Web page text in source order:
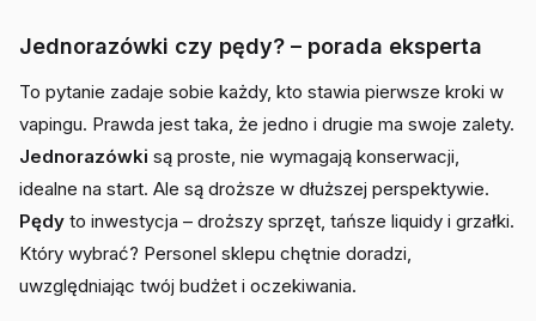
Jednorazówki czy pędy? – porada eksperta
To pytanie zadaje sobie każdy, kto stawia pierwsze kroki w
vapingu. Prawda jest taka, że jedno i drugie ma swoje zalety.
Jednorazówki są proste, nie wymagają konserwacji,
idealne na start. Ale są droższe w dłuższej perspektywie.
Pędy to inwestycja – droższy sprzęt, tańsze liquidy i grzałki.
Który wybrać? Personel sklepu chętnie doradzi,
uwzględniając twój budżet i oczekiwania.